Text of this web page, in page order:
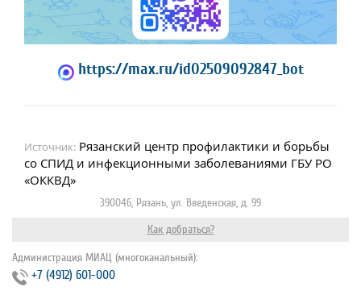
https://max.ru/id02509092847_bot
Источник: Рязанский центр профилактики и борьбы
со СПИД и инфекционными заболеваниями ГБУ РО
«ОККВД»
390046, Рязань, ул. Введенская, д. 99
Как добраться?
Администрация МИАЦ (многоканальный):
+7 (4912) 601-000